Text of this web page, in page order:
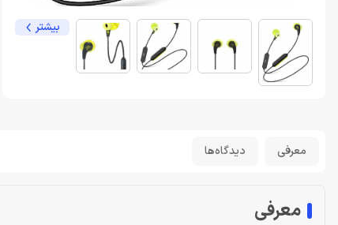
بیشتر
معرفی دیدگاه‌ها
معرفی